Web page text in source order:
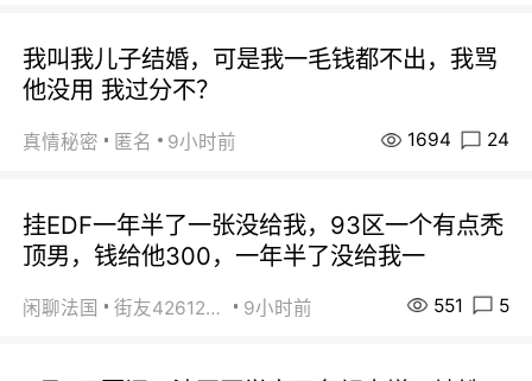
我叫我儿子结婚，可是我一毛钱都不出，我骂
他没用 我过分不？
真情秘密 匿名 9小时前 1694 24
挂EDF一年半了一张没给我，93区一个有点秃
顶男，钱给他300，一年半了没给我一
闲聊法国 街友42612092 9小时前 551 5